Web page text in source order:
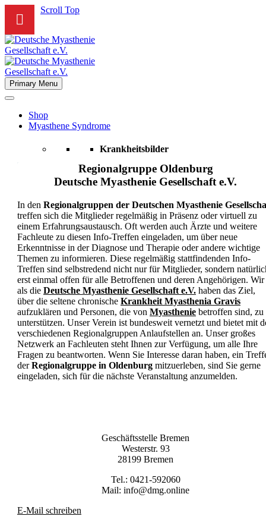
Scroll Top
Primary Menu
Shop
Myasthene Syndrome
Krankheitsbilder
Myasthenia Gravis
Lambert-Eaton-Myasthenie-Syndrom
Patient*innen
Aktuell
Termine
FAQ´s
Wissensdatenbank
Patientenleitlinie
Gesundheitsberufe
Myasthenie-Qualitätshandbuch
Webinare für Gesundheitsberufe
Physiotherapie
S2k-Leitlinie
Publikationen
Aufklärungsmaterial
Online-Shop
Regionalgruppe Oldenburg
Deutsche Myasthenie Gesellschaft e.V.
In den Regionalgruppen der Deutschen Myasthenie
treffen sich die Mitglieder regelmäßig in Präsenz oder virtuell zu
einem Erfahrungsaustausch. Oft werden auch Ärzte und weitere
Fachleute zu diesen Info-Treffen eingeladen, um über neue
Erkenntnisse in der Diagnose und Therapie oder andere wichtige
Themen zu informieren. Diese regelmäßig stattfindenden Info-
Treffen sind selbstredend nicht nur für Mitglieder, sondern
erst einmal offen für alle Betroffenen und deren Angehörigen. Wir
als die Deutsche Myasthenie Gesellschaft e.V. haben das Ziel,
über die seltene chronische Krankheit Myasthenia Gravis
aufzuklären und Personen, die von Myasthenie betroffen sind, zu
unterstützen. Unser Verein ist bundesweit vernetzt und bietet mit
verschiedenen Regionalgruppen Anlaufstellen an. Unser großes
Netzwerk an Fachleuten steht Ihnen zur Verfügung, um alle Ihre
Fragen zu beantworten. Wenn Sie Interesse daran haben, ein
derRegionalgruppe in Oldenburg mitzuerleben, sind Sie gerne
eingeladen, sich für die nächste Veranstaltung anzumelden.
Geschäftsstelle Bremen
Westerstr. 93
28199 Bremen
Tel.: 0421-592060
Mail: info@dmg.online
E-Mail schreiben